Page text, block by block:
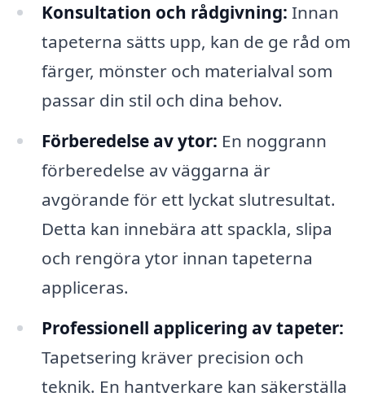
Konsultation och rådgivning: Innan
tapeterna sätts upp, kan de ge råd om
färger, mönster och materialval som
passar din stil och dina behov.
Förberedelse av ytor: En noggrann
förberedelse av väggarna är
avgörande för ett lyckat slutresultat.
Detta kan innebära att spackla, slipa
och rengöra ytor innan tapeterna
appliceras.
Professionell applicering av tapeter:
Tapetsering kräver precision och
teknik. En hantverkare kan säkerställa